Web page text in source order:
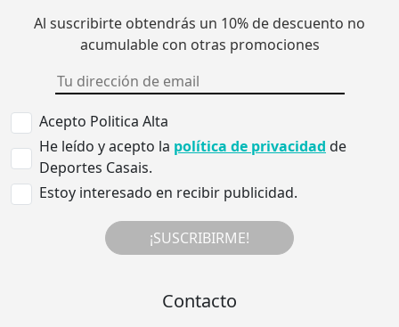
Al suscribirte obtendrás un 10% de descuento no
acumulable con otras promociones
Acepto Politica Alta
He leído y acepto la política de privacidad de
Deportes Casais.
Estoy interesado en recibir publicidad.
¡SUSCRIBIRME!
Contacto